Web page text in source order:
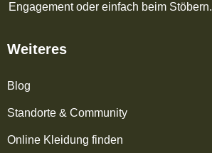
Engagement oder einfach beim Stöbern.
Weiteres
Blog
Standorte & Community
Online Kleidung finden